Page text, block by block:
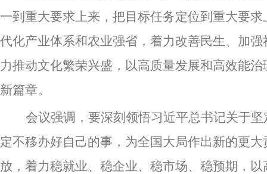
一到重大要求上来，把目标任务定位到重大要求
代化产业体系和农业强省，着力改善民生、加
力推动文化繁荣兴盛，以高质量发展和高效能
新篇章。
会议强调，要深刻领悟习近平总书记关于
定不移办好自己的事，为全国大局作出新的更
放，着力稳就业、稳企业、稳市场、稳预期，